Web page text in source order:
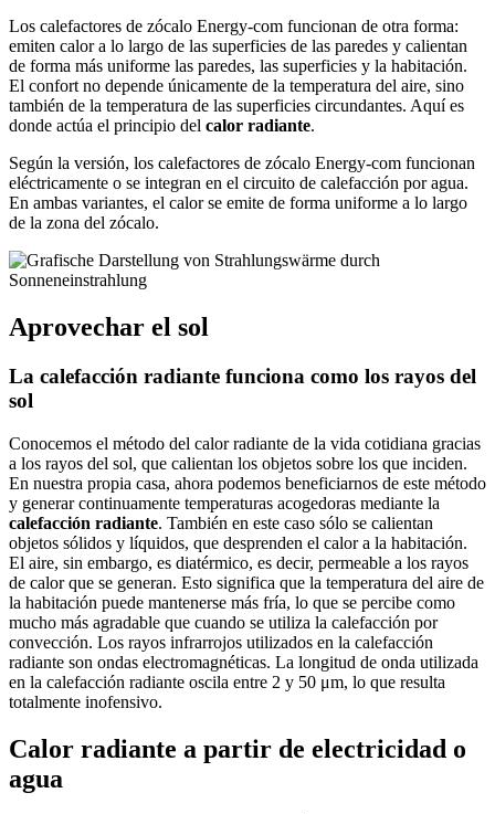
Los calefactores de zócalo Energy-com funcionan de otra forma:
emiten calor a lo largo de las superficies de las paredes y calientan
de forma más uniforme las paredes, las superficies y la habitación.
El confort no depende únicamente de la temperatura del aire, sino
también de la temperatura de las superficies circundantes. Aquí es
donde actúa el principio del calor radiante.
Según la versión, los calefactores de zócalo Energy-com funcionan
eléctricamente o se integran en el circuito de calefacción por agua.
En ambas variantes, el calor se emite de forma uniforme a lo largo
de la zona del zócalo.
Aprovechar el sol
La calefacción radiante funciona como los rayos del
sol
Conocemos el método del calor radiante de la vida cotidiana gracias
a los rayos del sol, que calientan los objetos sobre los que inciden.
En nuestra propia casa, ahora podemos beneficiarnos de este método
y generar continuamente temperaturas acogedoras mediante la
calefacción radiante. También en este caso sólo se calientan
objetos sólidos y líquidos, que desprenden el calor a la habitación.
El aire, sin embargo, es diatérmico, es decir, permeable a los rayos
de calor que se generan. Esto significa que la temperatura del aire de
la habitación puede mantenerse más fría, lo que se percibe como
mucho más agradable que cuando se utiliza la calefacción por
convección. Los rayos infrarrojos utilizados en la calefacción
radiante son ondas electromagnéticas. La longitud de onda utilizada
en la calefacción radiante oscila entre 2 y 50 μm, lo que resulta
totalmente inofensivo.
Calor radiante a partir de electricidad o
agua